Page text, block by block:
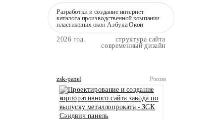
Разработки и создание интернет
каталога производственной компании
пластиковых окон Азбука Окон
2026 год.
структура сайта
современный дизайн
zsk-panel Россия